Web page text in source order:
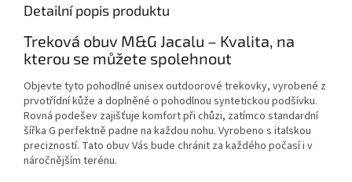
Detailní popis produktu
Treková obuv M&G Jacalu – Kvalita, na
kterou se můžete spolehnout
Objevte tyto pohodlné unisex outdoorové trekovky, vyrobené z
prvotřídní kůže a doplněné o pohodlnou syntetickou podšívku.
Rovná podešev zajišťuje komfort při chůzi, zatímco standardní
šířka G perfektně padne na každou nohu. Vyrobeno s italskou
precizností. Tato obuv Vás bude chránit za každého počasí i v
náročnějším terénu.